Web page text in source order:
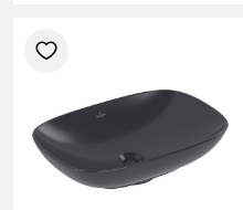
heart